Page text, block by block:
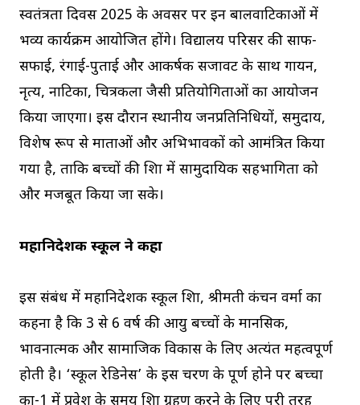
स्वतंत्रता दिवस 2025 के अवसर पर इन बालवाटिकाओं में
भव्य कार्यक्रम आयोजित होंगे। विद्यालय परिसर की साफ-
सफाई, रंगाई-पुताई और आकर्षक सजावट के साथ गायन,
नृत्य, नाटिका, चित्रकला जैसी प्रतियोगिताओं का आयोजन
किया जाएगा। इस दौरान स्थानीय जनप्रतिनिधियों, समुदाय,
विशेष रूप से माताओं और अभिभावकों को आमंत्रित किया
गया है, ताकि बच्चों की शिक्षा में सामुदायिक सहभागिता को
और मजबूत किया जा सके।
महानिदेशक स्कूल ने कहा
इस संबंध में महानिदेशक स्कूल शिक्षा, श्रीमती कंचन वर्मा का
कहना है कि 3 से 6 वर्ष की आयु बच्चों के मानसिक,
भावनात्मक और सामाजिक विकास के लिए अत्यंत महत्वपूर्ण
होती है। ‘स्कूल रेडिनेस’ के इस चरण के पूर्ण होने पर बच्चा